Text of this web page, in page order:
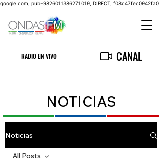
google.com, pub-9826011386271019, DIRECT, f08c47fec0942fa0
RADIO EN VIVO CANAL
NOTICIAS
Noticias
All Posts